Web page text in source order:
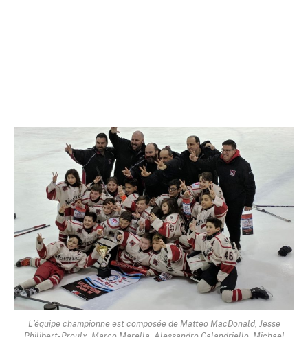
L'équipe championne est composée de Matteo MacDonald, Jesse